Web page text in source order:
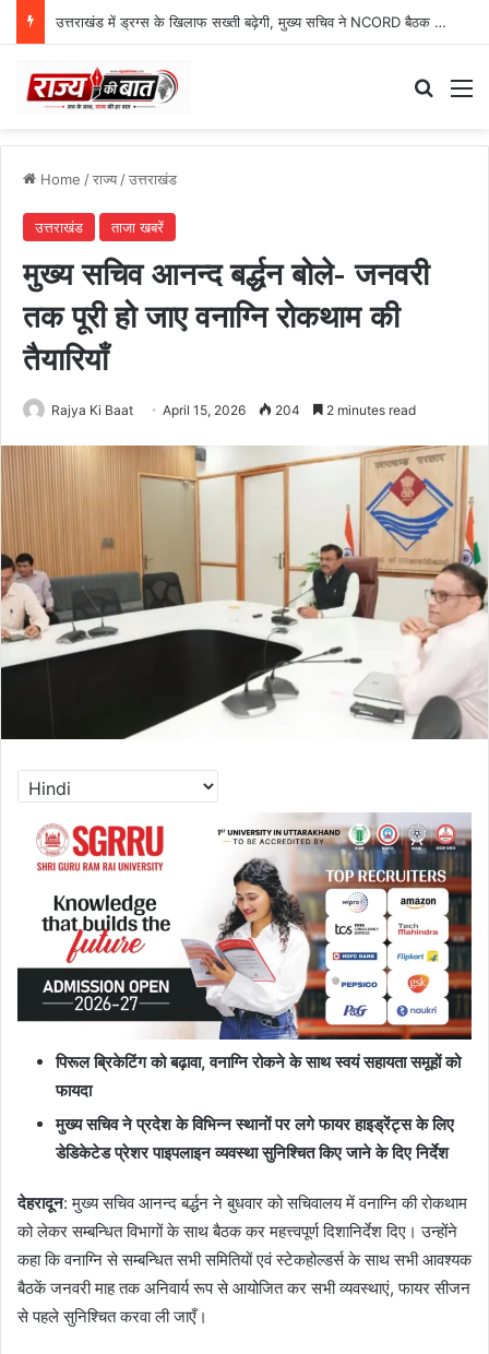
उत्तराखंड में ड्रग्स के खिलाफ सख्ती बढ़ेगी, मुख्य सचिव ने NCORD बैठक में दिए कड़े निर्देश
Home /राज्य/उत्तराखंड
उत्तराखंड ताजा खबरें
मुख्य सचिव आनन्द बर्द्धन बोले- जनवरी
तक पूरी हो जाए वनाग्नि रोकथाम की
तैयारियाँ
Rajya Ki Baat April 15, 2026 204 2 minutes read
पिरूल ब्रिकेटिंग को बढ़ावा, वनाग्नि रोकने के साथ स्वयं सहायता समूहों को
फायदा
मुख्य सचिव ने प्रदेश के विभिन्न स्थानों पर लगे फायर हाइड्रेंट्स के लिए
डेडिकेटेड प्रेशर पाइपलाइन व्यवस्था सुनिश्चित किए जाने के दिए निर्देश
देहरादून: मुख्य सचिव आनन्द बर्द्धन ने बुधवार को सचिवालय में वनाग्नि की रोकथाम
को लेकर सम्बन्धित विभागों के साथ बैठक कर महत्त्वपूर्ण दिशानिर्देश दिए। उन्होंने
कहा कि वनाग्नि से सम्बन्धित सभी समितियों एवं स्टेकहोल्डर्स के साथ सभी आवश्यक
बैठकें जनवरी माह तक अनिवार्य रूप से आयोजित कर सभी व्यवस्थाएं, फायर सीजन
से पहले सुनिश्चित करवा ली जाएँ।